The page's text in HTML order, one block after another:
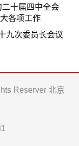
十届四中全会
各项工作
九次委员长会议
Reserver 北京